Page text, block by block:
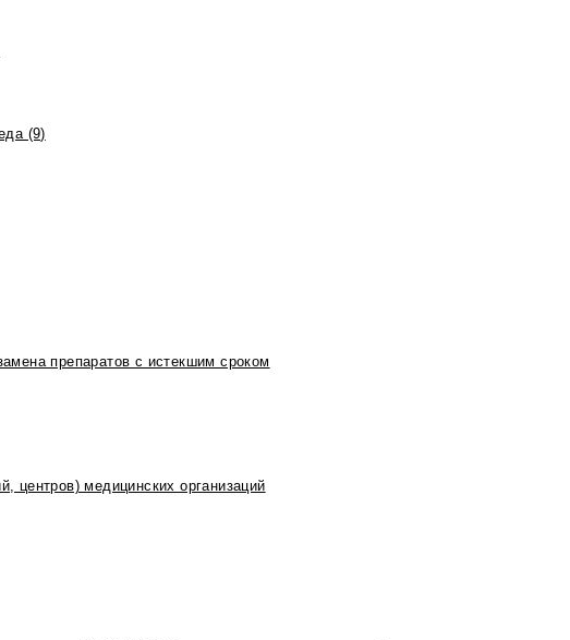
(9)
препаратов с истекшим сроком
центров) медицинских организаций